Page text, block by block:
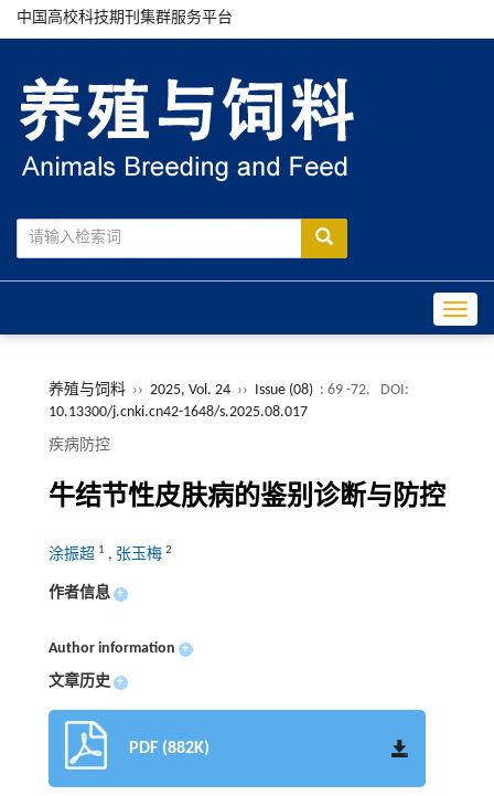
中国高校科技期刊集群服务平台
养殖与饲料 ›› 2025, Vol. 24 ›› Issue (08) : 69 -72.
DOI:
10.13300/j.cnki.cn42-1648/s.2025.08.017
疾病防控
牛结节性皮肤病的鉴别诊断与防控
涂振超 1 , 张玉梅 2
作者信息 +
Author information +
文章历史 +
PDF (882K)